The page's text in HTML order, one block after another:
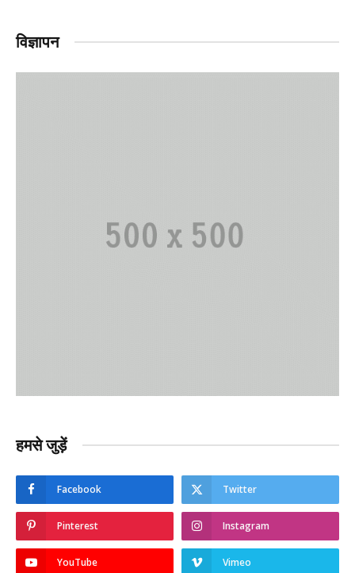
विज्ञापन
हमसे जुड़ें
Facebook Twitter
Pinterest Instagram
YouTube Vimeo